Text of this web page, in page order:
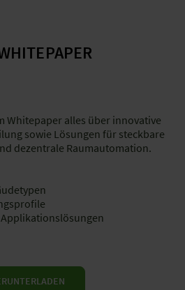
Whitepaper alles über innovative
sowie Lösungen für steckbare
dezentrale Raumautomation.